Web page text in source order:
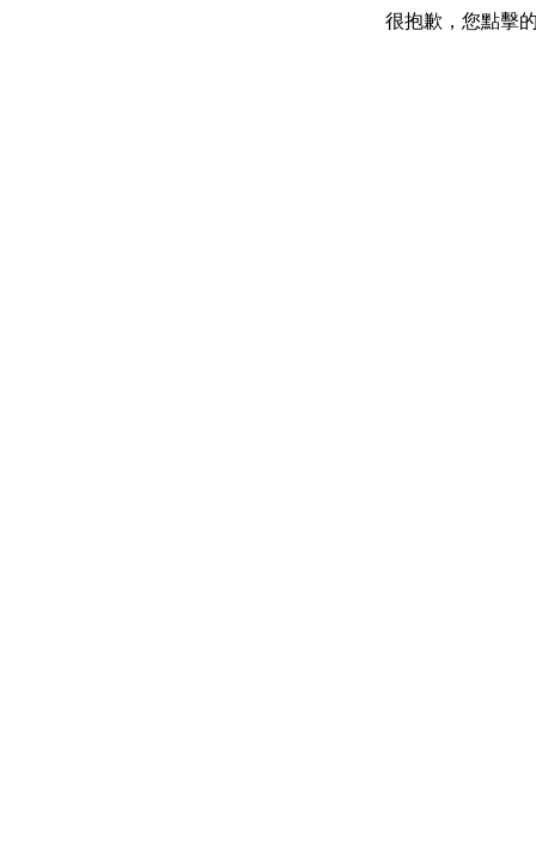
很抱歉，您點擊